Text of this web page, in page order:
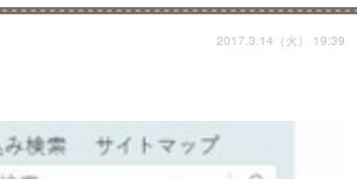
2017.3.14（火） 19:39